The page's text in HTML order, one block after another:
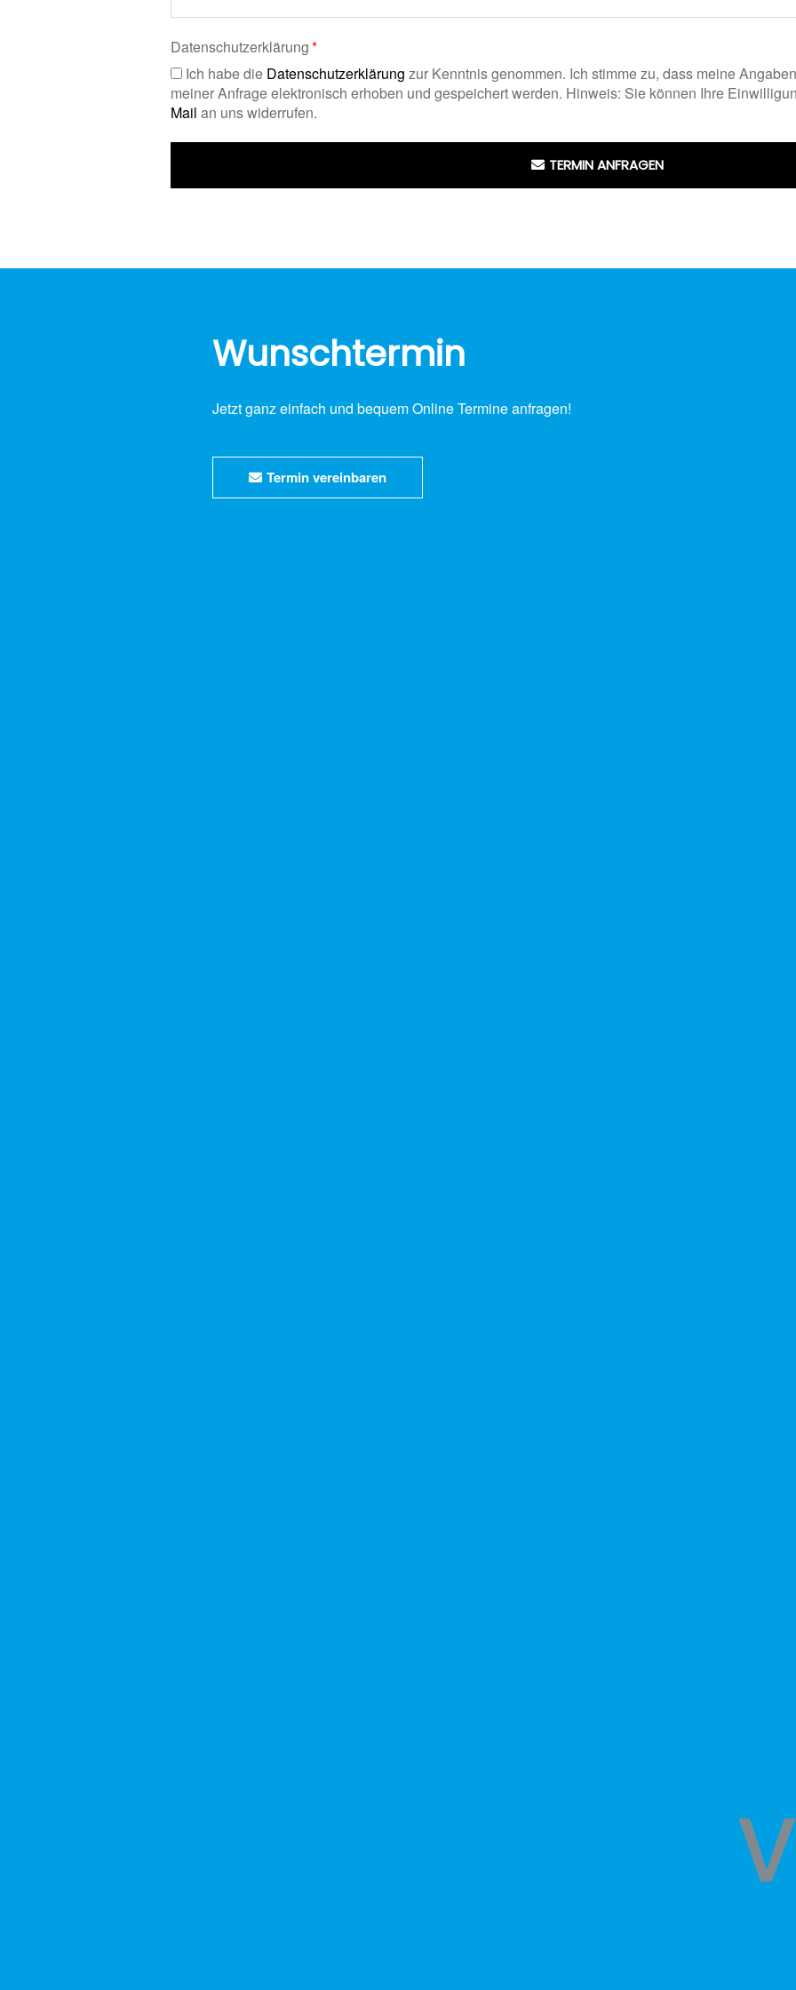
Datenschutzerklärung
Ich habe die Datenschutzerklärung zur Kenntnis genommen. Ich stimme zu, dass meine
meiner Anfrage elektronisch erhoben und gespeichert werden. Hinweis: Sie können Ihre
Mail an uns widerrufen.
TERMIN ANFRAGEN
Wunschtermin
Jetzt ganz einfach und bequem Online Termine anfragen!
Termin vereinbaren